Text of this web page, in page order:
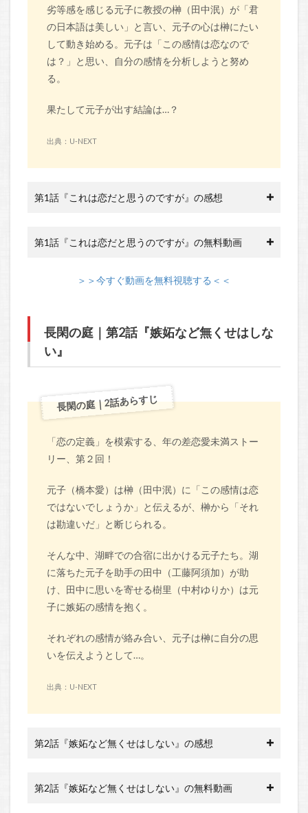
劣等感を感じる元子に教授の榊（田中泯）が「君
の日本語は美しい」と言い、元子の心は榊にたい
して動き始める。元子は「この感情は恋なので
は？」と思い、自分の感情を分析しようと努め
る。
果たして元子が出す結論は…？
出典：U-NEXT
第1話『これは恋だと思うのですが』の感想
第1話『これは恋だと思うのですが』の無料動画
＞＞今すぐ動画を無料視聴する＜＜
長閑の庭｜第2話『嫉妬など無くせはしな
い』
長閑の庭｜2話あらすじ
「恋の定義」を模索する、年の差恋愛未満ストー
リー、第２回！
元子（橋本愛）は榊（田中泯）に「この感情は恋
ではないでしょうか」と伝えるが、榊から「それ
は勘違いだ」と断じられる。
そんな中、湖畔での合宿に出かける元子たち。湖
に落ちた元子を助手の田中（工藤阿須加）が助
け、田中に思いを寄せる樹里（中村ゆりか）は元
子に嫉妬の感情を抱く。
それぞれの感情が絡み合い、元子は榊に自分の思
いを伝えようとして…。
出典：U-NEXT
第2話『嫉妬など無くせはしない』の感想
第2話『嫉妬など無くせはしない』の無料動画